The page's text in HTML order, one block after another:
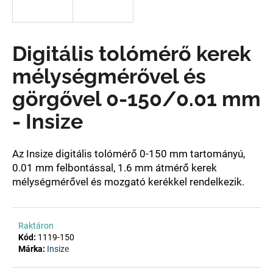
Digitális tolómérő kerek
mélységmérővel és
görgővel 0-150/0.01 mm
- Insize
Az Insize digitális tolómérő 0-150 mm tartományú,
0.01 mm felbontással, 1.6 mm átmérő kerek
mélységmérővel és mozgató kerékkel rendelkezik.
Raktáron
Kód: 1119-150
Márka: Insize
j
á
n
j